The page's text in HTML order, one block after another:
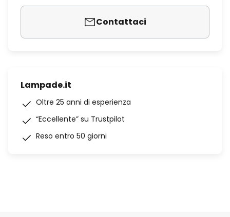
Contattaci
Lampade.it
Oltre 25 anni di esperienza
“Eccellente” su Trustpilot
Reso entro 50 giorni